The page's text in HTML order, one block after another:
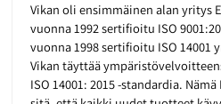
Vikan oli ensimmäinen alan yritys
vuonna 1992 sertifioitu ISO
vuonna 1998 sertifioitu ISO
Vikan täyttää
ISO 14001: 2015 -standardia.